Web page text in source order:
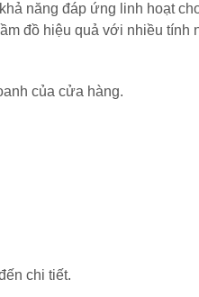
năng đáp ứng linh hoạt
đồ hiệu quả với nhiều tính
của cửa hàng.
chi tiết.